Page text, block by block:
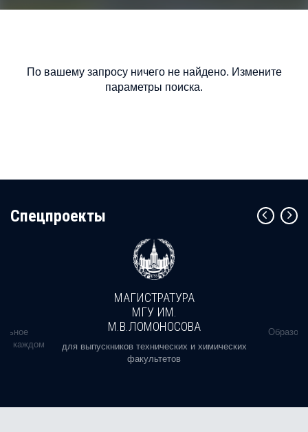
По вашему запросу ничего не найдено. Измените
параметры поиска.
Cпецпроекты
в каждом
МАГИСТРАТУРА
МГУ ИМ.
М.В.ЛОМОНОСОВА
для выпускников технических и химических
факультетов